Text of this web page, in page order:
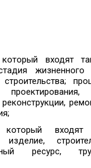
входят
строительства;
реконструкции,
входят
изделие,
ресурс,